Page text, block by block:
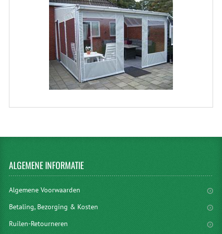
ALGEMENEINFORMATIE
Algemene Voorwaarden
Betaling, Bezorging & Kosten
Ruilen-Retourneren